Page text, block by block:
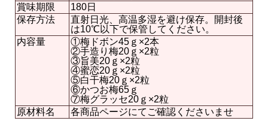
賞味期限
180日
保存方法
直射日光、高温多湿を避け保存。開封後
は10℃以下で保管してください。
内容量
①梅ドボン45ｇ×2本
②手造り梅20ｇ×2粒
③旨美20ｇ×2粒
④蜜恋20ｇ×2粒
⑤白干梅20ｇ×2粒
⑥かつお梅65ｇ
⑦梅グラッセ20ｇ×2粒
原材料名
各商品ページにてご確認くださいませ